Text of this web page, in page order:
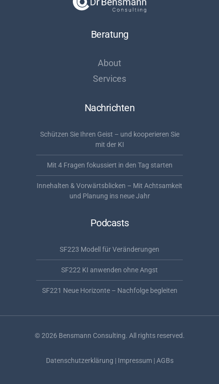
Beratung
About
Services
Nachrichten
Schützen Sie Ihren Geist – und kooperieren Sie
mit der KI
Mit 4 Fragen fokussiert in den Tag starten
Innehalten & Vorwärtsblicken – Mit Achtsamkeit
und Planung ins neue Jahr
Podcasts
SF223 Modell für Veränderungen
SF222 KI anwenden ohne Angst
SF221 Neue Horizonte – Nachfolge begleiten
©2026 Bensmann Consulting. All rights reserved.
Datenschutzerklärung | Impressum| AGBs